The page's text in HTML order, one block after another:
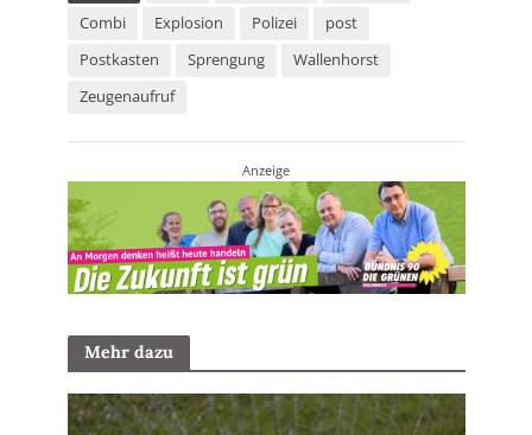
Combi
Explosion Polizei
post
Postkasten
Sprengung
Wallenhorst
Zeugenaufruf
Anzeige
Mehr dazu